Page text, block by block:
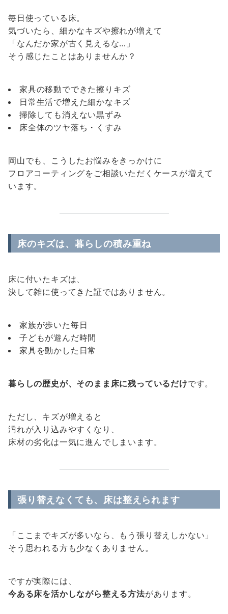
毎日使っている床。
気づいたら、細かなキズや擦れが増えて
「なんだか家が古く見えるな…」
そう感じたことはありませんか？
家具の移動でできた擦りキズ
日常生活で増えた細かなキズ
掃除しても消えない黒ずみ
床全体のツヤ落ち・くすみ
岡山でも、こうしたお悩みをきっかけに
フロアコーティングをご相談いただくケースが増えて
います。
床のキズは、暮らしの積み重ね
床に付いたキズは、
決して雑に使ってきた証ではありません。
家族が歩いた毎日
子どもが遊んだ時間
家具を動かした日常
暮らしの歴史が、そのまま床に残っているだけです。
ただし、キズが増えると
汚れが入り込みやすくなり、
床材の劣化は一気に進んでしまいます。
張り替えなくても、床は整えられます
「ここまでキズが多いなら、もう張り替えしかない」
そう思われる方も少なくありません。
ですが実際には、
今ある床を活かしながら整える方法があります。